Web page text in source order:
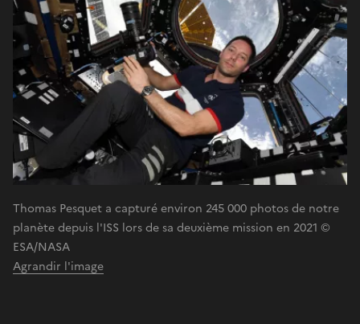
Thomas Pesquet a capturé environ 245 000 photos de notre
planète depuis l'ISS lors de sa deuxième mission en 2021 ©
ESA/NASA
Agrandir l'image